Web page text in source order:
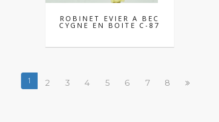
ROBINET EVIER A BEC
CYGNE EN BOITE C-87
1 2 3 4 5 6 7 8